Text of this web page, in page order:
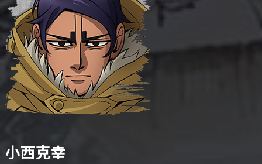
小西克幸